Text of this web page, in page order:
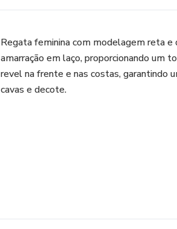
Regata feminina com modelagem reta e
amarração em laço, proporcionando um
revel na frente e nas costas, garantindo
cavas e decote.